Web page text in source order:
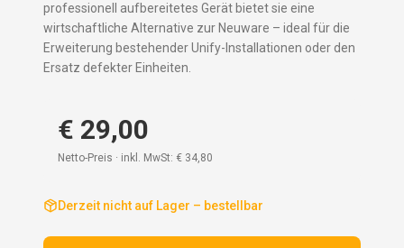
professionell aufbereitetes Gerät bietet sie eine
wirtschaftliche Alternative zur Neuware – ideal für die
Erweiterung bestehender Unify-Installationen oder den
Ersatz defekter Einheiten.
€ 29,00
Netto-Preis · inkl. MwSt: € 34,80
Derzeit nicht auf Lager – bestellbar